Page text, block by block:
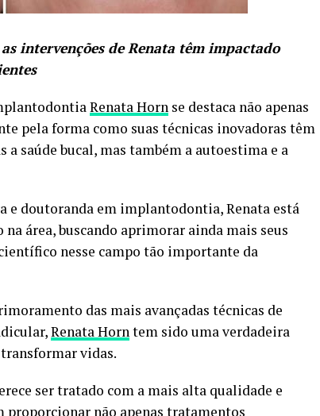
intervenções de Renata têm impactado
Renata Horn se destaca não apenas
pela forma como suas técnicas inovadoras têm
saúde bucal, mas também a autoestima e a
e doutoranda em implantodontia, Renata está
área, buscando aprimorar ainda mais seus
nesse campo tão importante da
das mais avançadas técnicas de
Renata Horntem sido uma verdadeira
vidas.
ser tratado com a mais alta qualidade e
proporcionar não apenas tratamentos